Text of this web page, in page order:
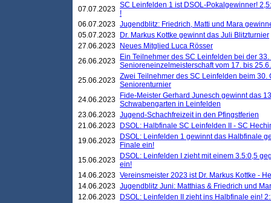
07.07.2023 SC Leinfelden 1 ist DSOL-Pokalgewinner!
!
06.07.2023 Jugendblitz: Friedrich, Matti und Mara
05.07.2023
Dr. Markus Kottke gewinnt das Juli Blitzturnier
27.06.2023
Neues Mitglied Luca Rösser
26.06.2023
Ein Teilnehmer des SC Leinfelden bei der
Senioreneinzelmeisterschaft vom 17. bis
25.06.2023 Zwei Teilnehmer des SC Leinfelden beim
Seniorenturnier
24.06.2023
Fide-Meister Gerhard Junesch gewinnt das
Schwabengarten in Leinfelden
23.06.2023 Jugend-Schachfreizeit in den Pfingstferien
21.06.2023
DSOL: Halbfinale SC Leinfelden II - SC
19.06.2023
DSOL: Leinfelden 1 gewinnt das Halbfinale
Finale ein!
15.06.2023
DSOL: Leinfelden I zieht mit einem 3.5:0,5
ein!
14.06.2023 Vereinsmeister 2023 ist Dr. Markus Kottke -
14.06.2023 Jugendblitz Juni: Matthias & Friedrich und
12.06.2023
DSOL: Leinfelden II zieht ins Halbfinale ein!